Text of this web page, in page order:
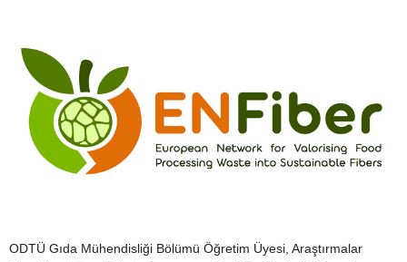
ODTÜ Gıda Mühendisliği Bölümü Öğretim Üyesi, Araştırmalar